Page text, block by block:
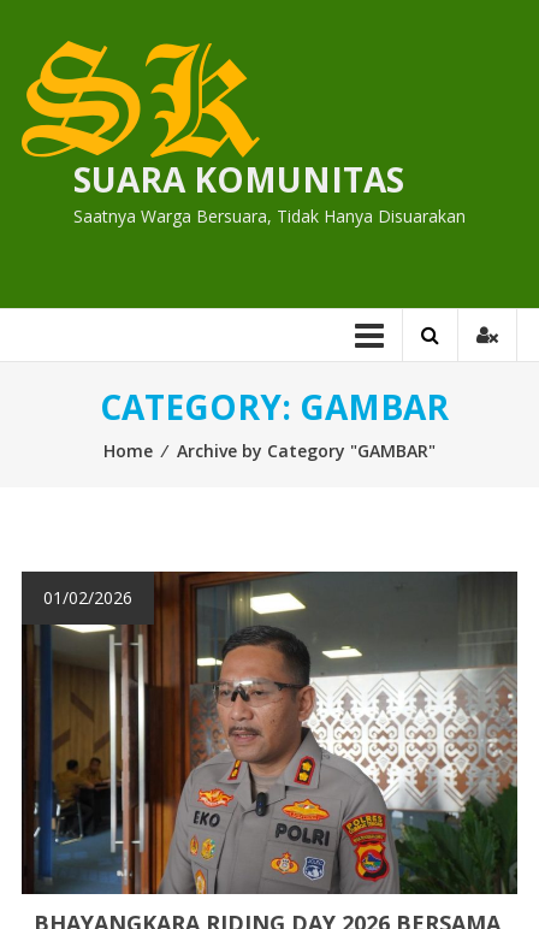
content
SUARA KOMUNITAS
Saatnya Warga Bersuara, Tidak Hanya Disuarakan
CATEGORY: GAMBAR
Home ⁄ Archive by Category "GAMBAR"
01/02/2026